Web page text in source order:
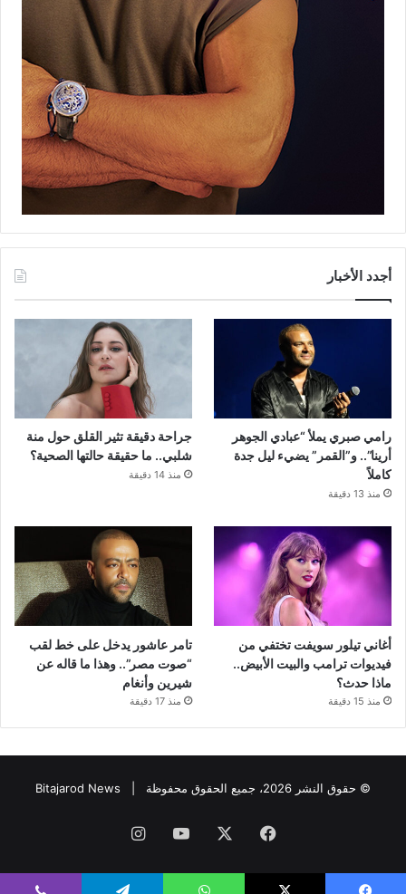
أجدد الأخبار
رامي صبري يملأ “عبادي الجوهر
أرينا”.. و”القمر” يضيء ليل جدة
كاملاً
منذ 13 دقيقة
جراحة دقيقة تثير القلق حول منة
شلبي.. ما حقيقة حالتها الصحية؟
منذ 14 دقيقة
أغاني تيلور سويفت تختفي من
فيديوات ترامب والبيت الأبيض..
ماذا حدث؟
منذ 15 دقيقة
تامر عاشور يدخل على خط لقب
“صوت مصر”.. وهذا ما قاله عن
شيرين وأنغام
منذ 17 دقيقة
© حقوق النشر 2026، جميع الحقوق محفوظة | Bitajarod News
فيسبوك ‫YouTubeانستقرام